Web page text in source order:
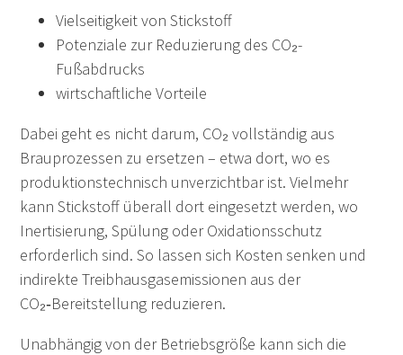
Vielseitigkeit von Stickstoff
Potenziale zur Reduzierung des CO₂-
Fußabdrucks
wirtschaftliche Vorteile
Dabei geht es nicht darum, CO₂ vollständig aus
Brauprozessen zu ersetzen – etwa dort, wo es
produktionstechnisch unverzichtbar ist. Vielmehr
kann Stickstoff überall dort eingesetzt werden, wo
Inertisierung, Spülung oder Oxidationsschutz
erforderlich sind. So lassen sich Kosten senken und
indirekte Treibhausgasemissionen aus der
CO₂‑Bereitstellung reduzieren.
Unabhängig von der Betriebsgröße kann sich die